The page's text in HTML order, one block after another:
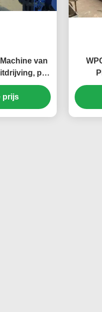
van
pp-
prijs